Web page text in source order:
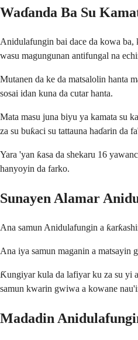
Waɗanda Ba Su
Anidulafungin bai dace da kowa
wasu magungunan antifungal na
Mutanen da ke da matsalolin hanta
sosai idan kuna da cutar hanta.
Mata masu juna biyu ya kamata su
za su buƙaci su tattauna haɗarin da
Yara 'yan ƙasa da shekaru 16
hanyoyin da farko.
Sunayen Alamar
Ana samun Anidulafungin a
Ana iya samun maganin a matsayin
Ƙungiyar kula da lafiyar ku za su yi
samun kwarin gwiwa a kowane
Madadin